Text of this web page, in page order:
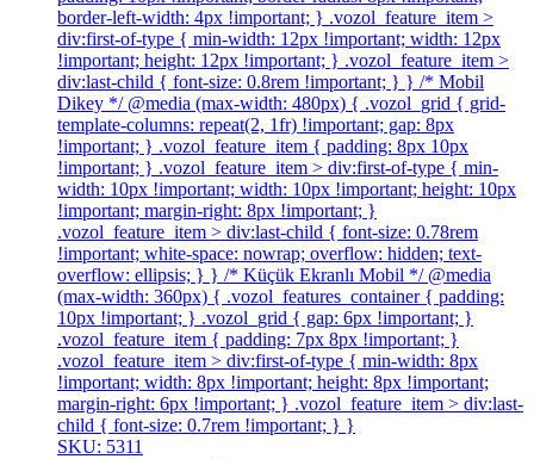
border-left-width: 4px !important; } .vozol_feature_item >
div:first-of-type { min-width: 12px !important; width: 12px
!important; height: 12px !important; } .vozol_feature_item >
div:last-child { font-size: 0.8rem !important; } } /* Mobil
Dikey */ @media (max-width: 480px) { .vozol_grid { grid-
template-columns: repeat(2, 1fr) !important; gap: 8px
!important; } .vozol_feature_item { padding: 8px 10px
!important; } .vozol_feature_item > div:first-of-type { min-
width: 10px !important; width: 10px !important; height: 10px
!important; margin-right: 8px !important; }
.vozol_feature_item > div:last-child { font-size: 0.78rem
!important; white-space: nowrap; overflow: hidden; text-
overflow: ellipsis; } } /* Küçük Ekranlı Mobil */ @media
(max-width: 360px) { .vozol_features_container { padding:
10px !important; } .vozol_grid { gap: 6px !important; }
.vozol_feature_item { padding: 7px 8px !important; }
.vozol_feature_item > div:first-of-type { min-width: 8px
!important; width: 8px !important; height: 8px !important;
margin-right: 6px !important; } .vozol_feature_item > div:last-
child { font-size: 0.7rem !important; } }
SKU: 5311